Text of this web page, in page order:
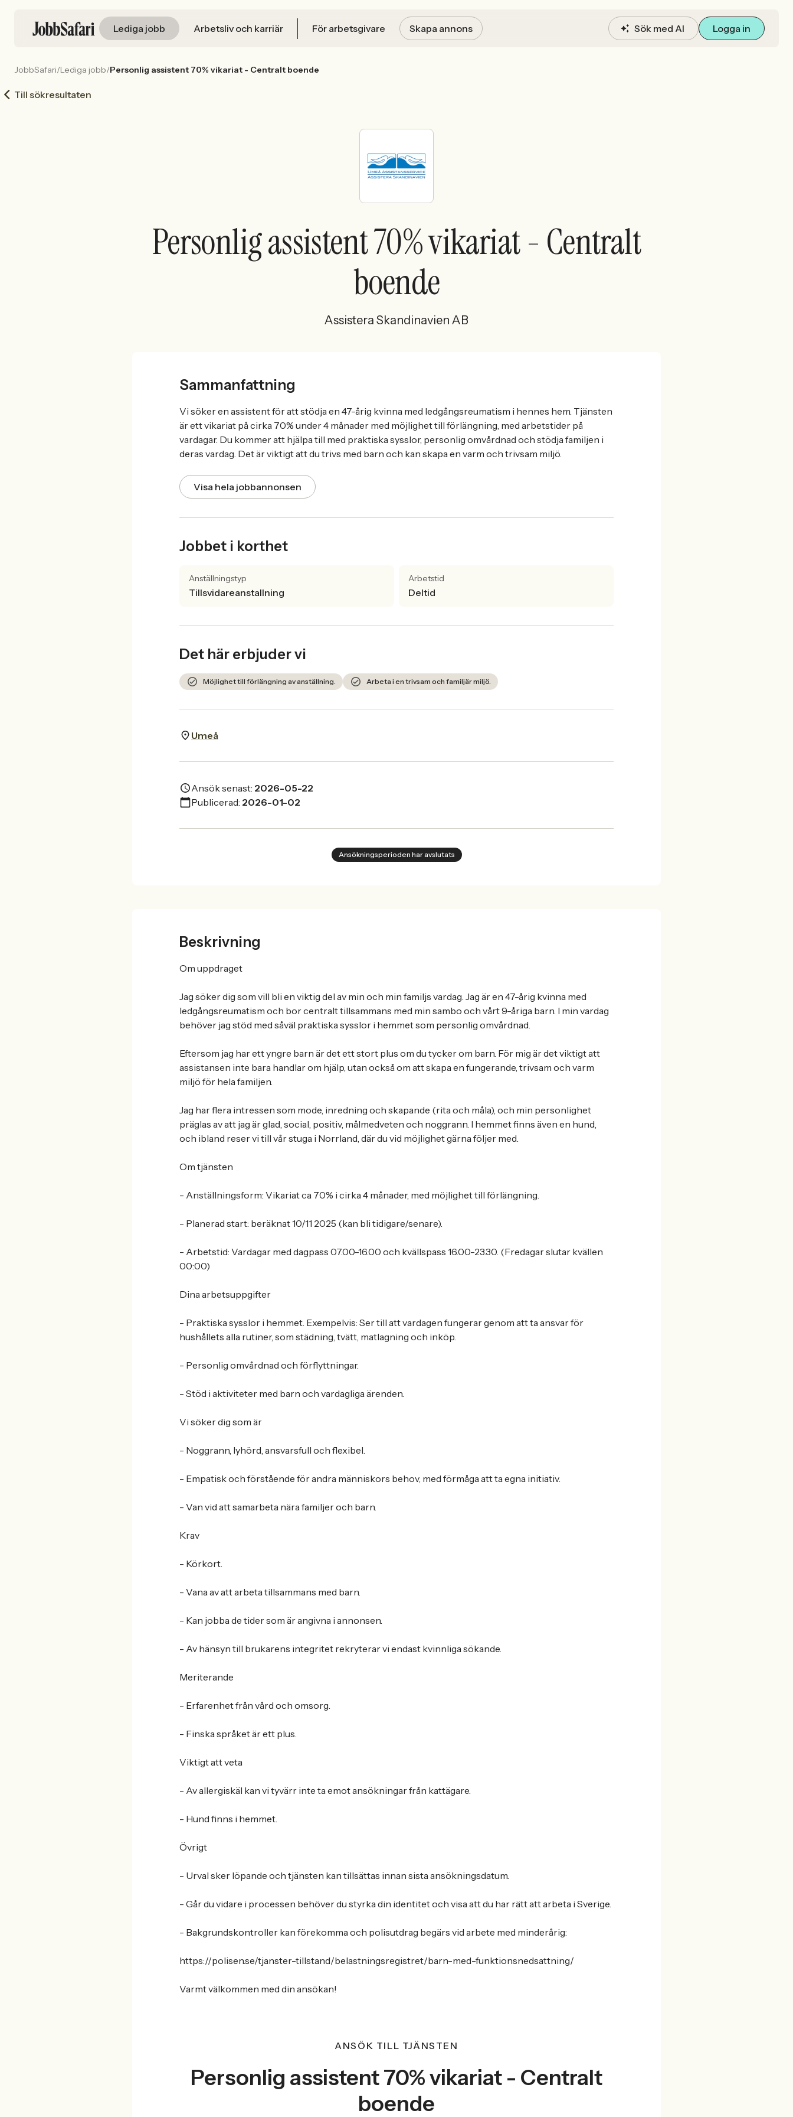
Lediga jobb Arbetsliv och karriär För arbetsgivare Skapa annons Sök med AI Logga in
JobbSafari/Lediga jobb/Personlig assistent 70% vikariat - Centralt boende
Till sökresultaten
Personlig assistent 70% vikariat - Centralt
boende
Assistera Skandinavien AB
Sammanfattning
Vi söker en assistent för att stödja en 47-årig kvinna med ledgångsreumatism i hennes hem. Tjänsten
är ett vikariat på cirka 70% under 4 månader med möjlighet till förlängning, med arbetstider på
vardagar. Du kommer att hjälpa till med praktiska sysslor, personlig omvårdnad och stödja familjen i
deras vardag. Det är viktigt att du trivs med barn och kan skapa en varm och trivsam miljö.
Visa hela jobbannonsen
Jobbet i korthet
Anställningstyp
Tillsvidareanstallning
Arbetstid
Deltid
Det här erbjuder vi
Möjlighet till förlängning av anställning. Arbeta i en trivsam och familjär miljö.
Umeå
Ansök senast: 2026-05-22
Publicerad: 2026-01-02
Ansökningsperioden har avslutats
Beskrivning
Om uppdraget
Jag söker dig som vill bli en viktig del av min och min familjs vardag. Jag är en 47-årig kvinna med
ledgångsreumatism och bor centralt tillsammans med min sambo och vårt 9-åriga barn. I min vardag
behöver jag stöd med såväl praktiska sysslor i hemmet som personlig omvårdnad.
Eftersom jag har ett yngre barn är det ett stort plus om du tycker om barn. För mig är det viktigt att
assistansen inte bara handlar om hjälp, utan också om att skapa en fungerande, trivsam och varm
miljö för hela familjen.
Jag har flera intressen som mode, inredning och skapande (rita och måla), och min personlighet
präglas av att jag är glad, social, positiv, målmedveten och noggrann. I hemmet finns även en hund,
och ibland reser vi till vår stuga i Norrland, där du vid möjlighet gärna följer med.
Om tjänsten
- Anställningsform: Vikariat ca 70% i cirka 4 månader, med möjlighet till förlängning.
- Planerad start: beräknat 10/11 2025 (kan bli tidigare/senare).
- Arbetstid: Vardagar med dagpass 07.00-16.00 och kvällspass 16.00-23.30. (Fredagar slutar kvällen
00:00)
Dina arbetsuppgifter
- Praktiska sysslor i hemmet. Exempelvis: Ser till att vardagen fungerar genom att ta ansvar för
hushållets alla rutiner, som städning, tvätt, matlagning och inköp.
- Personlig omvårdnad och förflyttningar.
- Stöd i aktiviteter med barn och vardagliga ärenden.
Vi söker dig som är
- Noggrann, lyhörd, ansvarsfull och flexibel.
- Empatisk och förstående för andra människors behov, med förmåga att ta egna initiativ.
- Van vid att samarbeta nära familjer och barn.
Krav
- Körkort.
- Vana av att arbeta tillsammans med barn.
- Kan jobba de tider som är angivna i annonsen.
- Av hänsyn till brukarens integritet rekryterar vi endast kvinnliga sökande.
Meriterande
- Erfarenhet från vård och omsorg.
- Finska språket är ett plus.
Viktigt att veta
- Av allergiskäl kan vi tyvärr inte ta emot ansökningar från kattägare.
- Hund finns i hemmet.
Övrigt
- Urval sker löpande och tjänsten kan tillsättas innan sista ansökningsdatum.
- Går du vidare i processen behöver du styrka din identitet och visa att du har rätt att arbeta i Sverige.
- Bakgrundskontroller kan förekomma och polisutdrag begärs vid arbete med minderårig:
https://polisen.se/tjanster-tillstand/belastningsregistret/barn-med-funktionsnedsattning/
Varmt välkommen med din ansökan!
ANSÖK TILL TJÄNSTEN
Personlig assistent 70% vikariat - Centralt
boende